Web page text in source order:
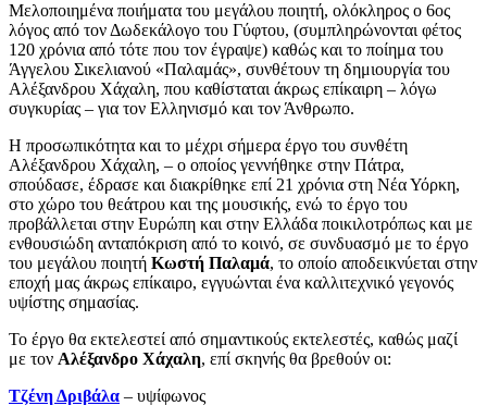
Μελοποιημένα ποιήματα του μεγάλου ποιητή, ολόκληρος ο 6ος
λόγος από τον Δωδεκάλογο του Γύφτου, (συμπληρώνονται φέτος
120 χρόνια από τότε που τον έγραψε) καθώς και το ποίημα του
Άγγελου Σικελιανού «Παλαμάς», συνθέτουν τη δημιουργία του
Αλέξανδρου Χάχαλη, που καθίσταται άκρως επίκαιρη – λόγω
συγκυρίας – για τον Ελληνισμό και τον Άνθρωπο.
Η προσωπικότητα και το μέχρι σήμερα έργο του συνθέτη
Αλέξανδρου Χάχαλη, – ο οποίος γεννήθηκε στην Πάτρα,
σπούδασε, έδρασε και διακρίθηκε επί 21 χρόνια στη Νέα Υόρκη,
στο χώρο του θεάτρου και της μουσικής, ενώ το έργο του
προβάλλεται στην Ευρώπη και στην Ελλάδα ποικιλοτρόπως και με
ενθουσιώδη ανταπόκριση από το κοινό, σε συνδυασμό με το έργο
του μεγάλου ποιητή Κωστή Παλαμά, το οποίο αποδεικνύεται στην
εποχή μας άκρως επίκαιρο, εγγυώνται ένα καλλιτεχνικό γεγονός
υψίστης σημασίας.
Το έργο θα εκτελεστεί από σημαντικούς εκτελεστές, καθώς μαζί
με τον Αλέξανδρο Χάχαλη, επί σκηνής θα βρεθούν οι:
Τζένη Δριβάλα – υψίφωνος